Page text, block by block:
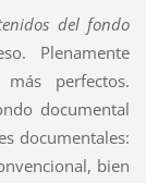
del fondo
Plenamente
perfectos.
documental
documentales:
bien